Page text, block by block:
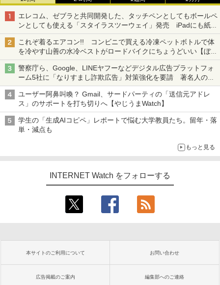
エレコム、ゼブラと共同開発した、タッチペンとしてもボールペ
ンとしても使える「スタイラスツーウェイ」発売 iPadにも紙に
も、持ち替えずに書き込める
これぞ着るエアコン!! コンビニで買える冷凍ペットボトルで体
を冷やす山善の水冷ベストがロードバイクにちょうどいい【ぼっ
ち・ざ・ろーど！その14】【空いた時間でなにしてる？】
警察庁ら、Google、LINEヤフーなどデジタル広告プラットフォ
ーム5社に「なりすまし詐欺広告」対策強化を要請 著名人の写
真や映像を使った投資詐欺などへの対策として
ユーザー阿鼻叫喚？ Gmail、サードパーティの「送信元アドレ
ス」のサポートを打ち切りへ【やじうまWatch】
学生の「生成AIコピペ」レポートで悩む大学教員たち。留年・落
単・減点も
もっと見る
INTERNET Watch をフォローする
本サイトのご利用について お問い合わせ
広告掲載のご案内 編集部へのご連絡